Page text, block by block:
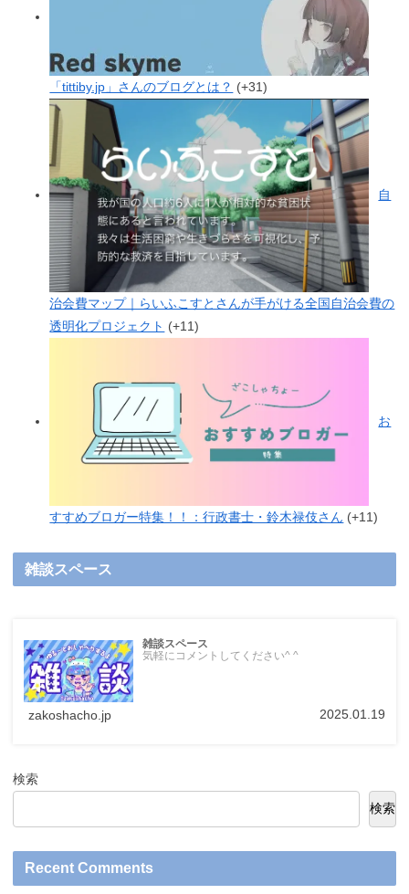
「tittiby.jp」さんのブログとは？ +31
自
治会費マップ｜らいふこすとさんが手がける全国自治会費の
透明化プロジェクト
+11
お
すすめブロガー特集！！：行政書士・鈴木禄伎さん +11
雑談スペース
雑談スペース
気軽にコメントしてください^ ^
zakoshacho.jp 2025.01.19
検索
検索
Recent Comments